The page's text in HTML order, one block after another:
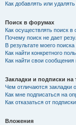
Как добавлять или
Поиск в форумах
Как осуществлять поиск
Почему поиск не дает
В результате моего
Как найти конкретного
Как найти свои
Закладки и подписки на
Чем отличаются закладки
Как мне подписаться на
Как отказаться от
Вложения